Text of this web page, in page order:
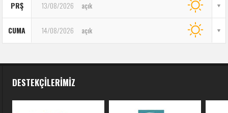
PRŞ 13/08/2026 açık
CUMA 14/08/2026 açık
DESTEKÇILERIMIZ